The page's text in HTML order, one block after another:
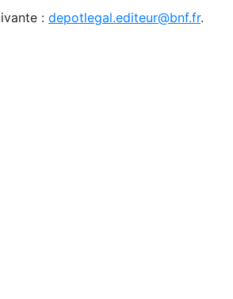
: depotlegal.editeur@bnf.fr.